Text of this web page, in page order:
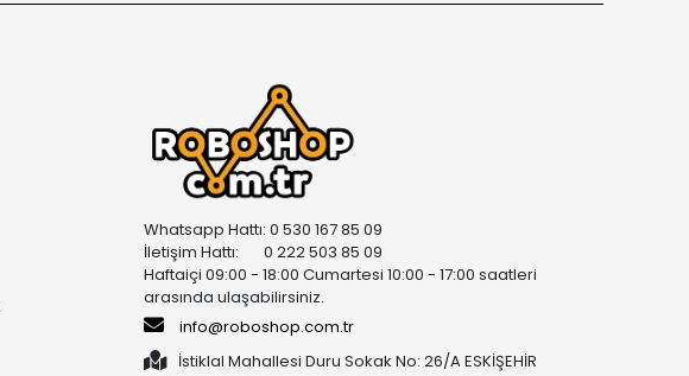
Whatsapp Hattı: 0 530 167 85 09
İletişim Hattı: 0 222 503 85 09
Haftaiçi 09:00 - 18:00 Cumartesi 10:00 - 17:00 saatleri
arasında ulaşabilirsiniz.
info@roboshop.com.tr
İstiklal Mahallesi Duru Sokak No: 26/A ESKİŞEHİR